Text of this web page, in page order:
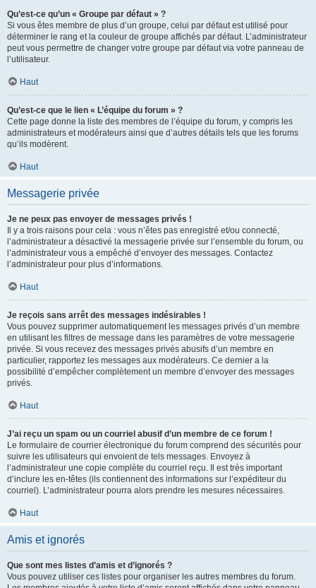
Qu’est-ce qu’un « Groupe par défaut » ?
Si vous êtes membre de plus d’un groupe, celui par défaut est utilisé pour
déterminer le rang et la couleur de groupe affichés par défaut. L’administrateur
peut vous permettre de changer votre groupe par défaut via votre panneau de
l’utilisateur.
Haut
Qu’est-ce que le lien « L’équipe du forum » ?
Cette page donne la liste des membres de l’équipe du forum, y compris les
administrateurs et modérateurs ainsi que d’autres détails tels que les forums
qu’ils modèrent.
Haut
Messagerie privée
Je ne peux pas envoyer de messages privés !
Il y a trois raisons pour cela : vous n’êtes pas enregistré et/ou connecté,
l’administrateur a désactivé la messagerie privée sur l’ensemble du forum, ou
l’administrateur vous a empêché d’envoyer des messages. Contactez
l’administrateur pour plus d’informations.
Haut
Je reçois sans arrêt des messages indésirables !
Vous pouvez supprimer automatiquement les messages privés d’un membre
en utilisant les filtres de message dans les paramètres de votre messagerie
privée. Si vous recevez des messages privés abusifs d’un membre en
particulier, rapportez les messages aux modérateurs. Ce dernier a la
possibilité d’empêcher complètement un membre d’envoyer des messages
privés.
Haut
J’ai reçu un spam ou un courriel abusif d’un membre de ce forum !
Le formulaire de courrier électronique du forum comprend des sécurités pour
suivre les utilisateurs qui envoient de tels messages. Envoyez à
l’administrateur une copie complète du courriel reçu. Il est très important
d’inclure les en-têtes (ils contiennent des informations sur l’expéditeur du
courriel). L’administrateur pourra alors prendre les mesures nécessaires.
Haut
Amis et ignorés
Que sont mes listes d’amis et d’ignorés ?
Vous pouvez utiliser ces listes pour organiser les autres membres du forum.